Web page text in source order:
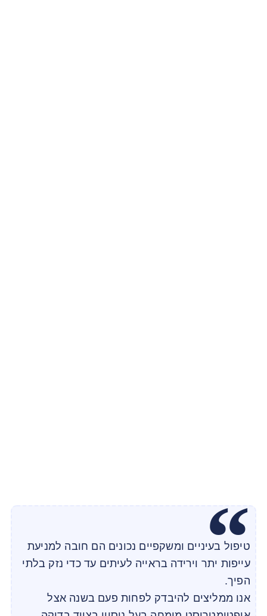
טיפול בעיניים ומשקפיים נכונים הם חובה למניעת
עייפות יתר וירידה בראייה לעיתים עד כדי נזק בלתי
הפיך.
אנו ממליצים להיבדק לפחות פעם בשנה אצל